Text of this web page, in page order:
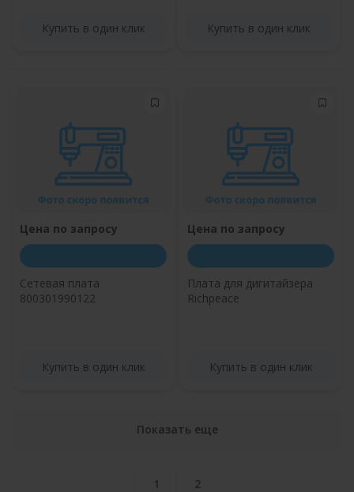
Купить в один клик Купить в один клик
Цена по запросу
Сетевая плата
800301990122
Купить в один клик
Цена по запросу
Плата для дигитайзера
Richpeace
Купить в один клик
Показать еще
1 2